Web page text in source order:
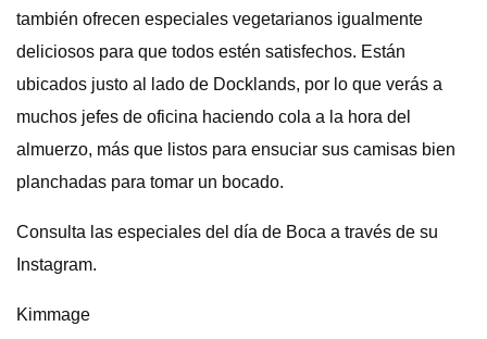
también ofrecen especiales vegetarianos igualmente
deliciosos para que todos estén satisfechos. Están
ubicados justo al lado de Docklands, por lo que verás a
muchos jefes de oficina haciendo cola a la hora del
almuerzo, más que listos para ensuciar sus camisas bien
planchadas para tomar un bocado.
Consulta las especiales del día de Boca a través de su
Instagram.
Kimmage